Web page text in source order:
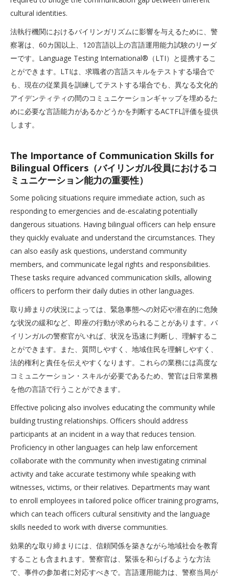
cultural identities.
法執行機関におけるバイリンガリズムに影響を与えるために、警
察署は、60カ国以上、120言語以上の言語運用能力試験のリーダ
ーです。Language Testing International®（LTI）と提携するこ
とができます。LTIは、求職者の言語スキルをテストする場合で
も、現在の従業員を訓練してテストする場合でも、異なる文化的
アイデンティティの間のコミュニケーションギャップを埋めるた
めに必要な言語能力があるかどうかを判断するACTFL評価を提供
します。
The Importance of Communication Skills for
Bilingual Officers（バイリンガル役員におけるコ
ミュニケーション能力の重要性）
Some policing situations require immediate action, such as
responding to emergencies and de-escalating potentially
dangerous situations. Having bilingual officers can help ensure
they quickly evaluate and understand the circumstances. They
can also easily ask questions, understand community
members, and communicate legal rights and responsibilities.
These tasks require advanced communication skills, allowing
officers to perform their daily duties in other languages.
取り締まりの状況によっては、緊急事態への対応や潜在的に危険
な状況の緩和など、即座の行動が求められることがあります。バ
イリンガルの警察官がいれば、状況を迅速に判断し、理解するこ
とができます。また、質問しやすく、地域住民を理解しやすく、
法的権利と責任を伝えやすくなります。これらの業務には高度な
コミュニケーション・スキルが必要であるため、警官は日常業務
を他の言語で行うことができます。
Effective policing also involves educating the community while
building trusting relationships. Officers should address
participants at an incident in a way that reduces tension.
Proficiency in other languages can help law enforcement
collaborate with the community when investigating criminal
activity and take accurate testimony while speaking with
witnesses, victims, or their relatives. Departments may want
to enroll employees in tailored police officer training programs,
which can teach officers cultural sensitivity and the language
skills needed to work with diverse communities.
効果的な取り締まりには、信頼関係を築きながら地域社会を教育
することも含まれます。警察官は、緊張を和らげるような方法
で、事件の参加者に対応すべきで。言語運用能力は、警察当局が